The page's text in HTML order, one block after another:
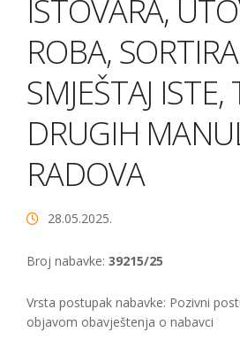
ISTOVARA,
ROBA,
SMJEŠTAJ ISTE,
DRUGIH
RADOVA
28.05.2025.
Broj nabavke: 39215/25
Vrsta postupak nabavke: Pozivni
objavom obavještenja o nabavci